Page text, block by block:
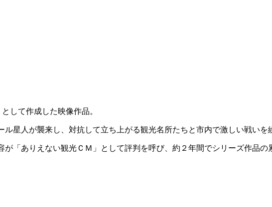
して作成した映像作品。
星人が襲来し、対抗して立ち上がる観光名所たちと市内で激しい戦いを
「ありえない観光ＣＭ」として評判を呼び、約２年間でシリーズ作品の